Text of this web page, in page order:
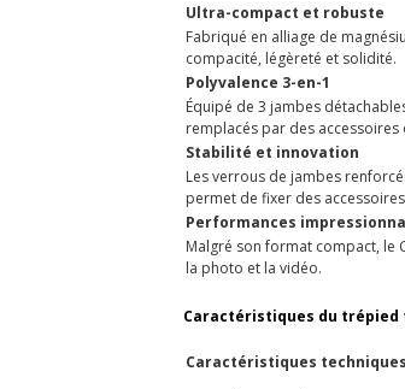
Ultra-compact et robuste
Fabriqué en alliage de
compacité, légèreté et solidité.
Polyvalence 3-en-1
Équipé de 3 jambes
remplacés par des
Stabilité et innovation
Les verrous de jambes
permet de fixer des
Performances
Malgré son format compact, le
la photo et la vidéo.
Caractéristiques du trépied
Caractéristiques techniques